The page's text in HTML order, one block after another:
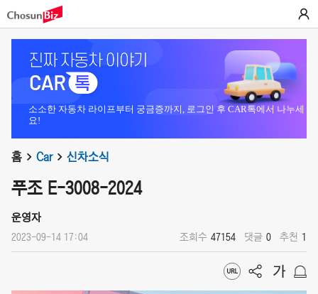
소소한 자동차 라이프부터 궁금증까지, 로그인 후 CAR톡에서 나누세
요!
홈 Car 신차소식
푸조 E-3008-2024
운영자
2023-09-14 17:04 조회수 47154 댓글 0 추천 1